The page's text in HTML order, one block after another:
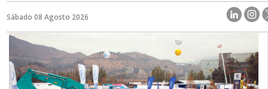
Sábado 08 Agosto 2026